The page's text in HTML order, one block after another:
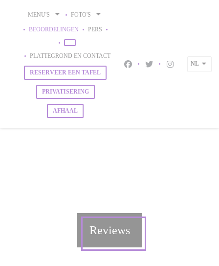
MENU'S FOTO'S
BEOORDELINGEN PERS
((OPENT IN EEN NIEUW VENSTER))
PLATTEGROND EN CONTACT
RESERVEER EEN TAFEL
PRIVATISERING
AFHAAL
Facebook ((opent in een
Twitter ((opent in een
Instagram
NL
Reviews